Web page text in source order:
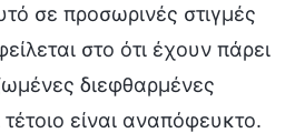
σε προσωρινές στιγμές
στο ότι έχουν πάρει
διεφθαρμένες
είναι αναπόφευκτο.